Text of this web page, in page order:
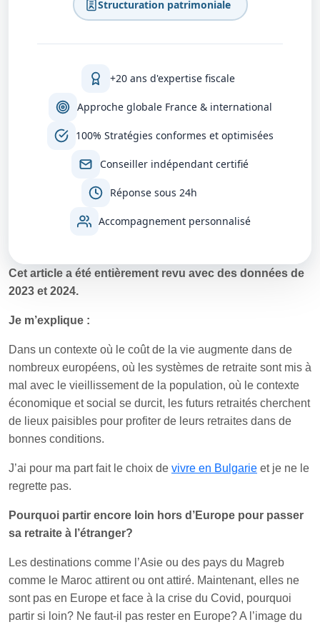
Structuration patrimoniale
+20 ans d'expertise fiscale
Approche globale France & international
100% Stratégies conformes et optimisées
Conseiller indépendant certifié
Réponse sous 24h
Accompagnement personnalisé
Cet article a été entièrement revu avec des données de
2023 et 2024.
Je m’explique :
Dans un contexte où le coût de la vie augmente dans de
nombreux européens, où les systèmes de retraite sont mis à
mal avec le vieillissement de la population, où le contexte
économique et social se durcit, les futurs retraités cherchent
de lieux paisibles pour profiter de leurs retraites dans de
bonnes conditions.
J’ai pour ma part fait le choix de vivre en Bulgarie et je ne le
regrette pas.
Pourquoi partir encore loin hors d’Europe pour passer
sa retraite à l’étranger?
Les destinations comme l’Asie ou des pays du Magreb
comme le Maroc attirent ou ont attiré. Maintenant, elles ne
sont pas en Europe et face à la crise du Covid, pourquoi
partir si loin? Ne faut-il pas rester en Europe? A l’image du